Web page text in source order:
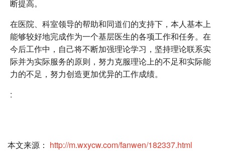
断提高。
在医院、科室领导的帮助和同道们的支持下，本人基本上
能够较好地完成作为一个基层医生的各项工作和任务。在
今后工作中，自己将不断加强理论学习，坚持理论联系实
际并为实际服务的原则，努力克服理论上的不足和实际能
力的不足，努力创造更加优异的工作成绩。
:
本文来源： http://m.wxycw.com/fanwen/182337.html